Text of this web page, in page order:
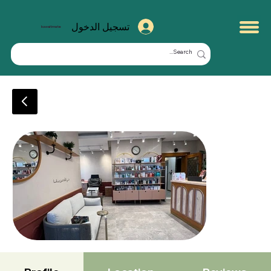
kuwaitmate تسجيل الدخول